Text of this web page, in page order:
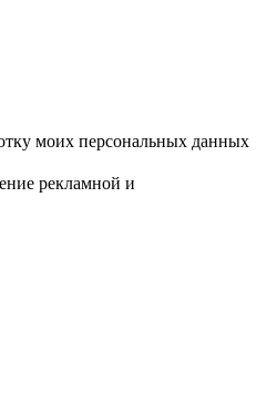
моих персональных данных
рекламной и